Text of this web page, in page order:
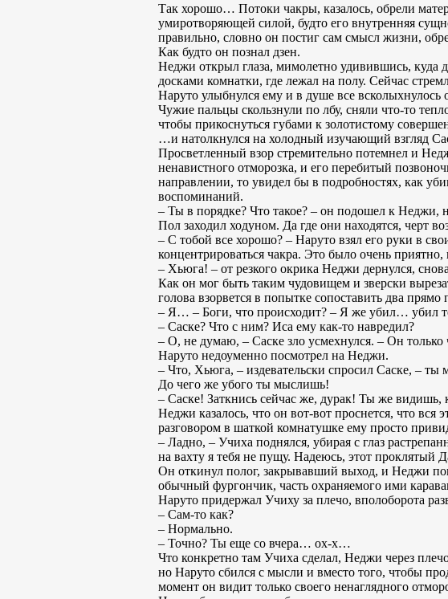
Так хорошо… Потоки чакры, казалось, обрели
умиротворяющей силой, будто его внутренняя
правильно, словно он постиг сам смысл жизни,
Как будто он познал дзен.
Неджи открыл глаза, мимолетно удивившись, куда
досками комнатки, где лежал на полу. Сейчас
Наруто улыбнулся ему и в душе все
Чужие пальцы скользнули по лбу, сняли что-то
чтобы прикоснуться губами к золотистому
…и натолкнулся на холодный изучающий взгляд
Просветленный взор стремительно потемнел и
ненавистного отморозка, и его перебитый
направлении, то увидел бы в подробностях, как
воспоминаний.
– Ты в порядке? Что такое? – он подошел к Неджи,
Пол заходил ходуном. Да где они находятся, черт
– С тобой все хорошо? – Наруто взял его руки в
концентрироваться чакра. Это было очень
– Хьюга! – от резкого окрика Неджи дернулся,
Как он мог быть таким чудовищем и зверски
голова взорвется в попытке сопоставить два
– Я… – Боги, что происходит? – Я же убил… убил
– Саске? Что с ним? Иса ему как-то навредил?
– О, не думаю, – Саске зло усмехнулся. – Он только
Наруто недоуменно посмотрел на Неджи.
– Что, Хьюга, – издевательски спросил Саске, – ты
До чего же убого ты мыслишь!
– Саске! Заткнись сейчас же, дурак! Ты же видишь,
Неджи казалось, что он вот-вот проснется, что
разговором в шаткой комнатушке ему просто
– Ладно, – Учиха поднялся, убирая с глаз
на вахту я тебя не пущу. Надеюсь, этот проклятый
Он откинул полог, закрывавший выход, и Неджи
обычный фургончик, часть охраняемого ими
Наруто придержал Учиху за плечо, вполоборота
– Сам-то как?
– Нормально.
– Точно? Ты еще со вчера… ох-х…
Что конкретно там Учиха сделал, Неджи через
но Наруто сбился с мысли и вместо того, чтобы
момент он видит только своего ненаглядного